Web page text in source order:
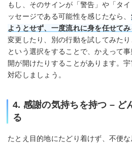
もし、そのサインが「警告」や「タ
ッセージである可能性を感じたなら、
ようとせず、一度流れに身を任せて
変更したり、別の行動を試してみたり
という選択をすることで、かえって
開が開けたりすることがあります。
対応しましょう。
4. 感謝の気持ちを持つ – ど
る
たとえ目的地にたどり着けず、不便